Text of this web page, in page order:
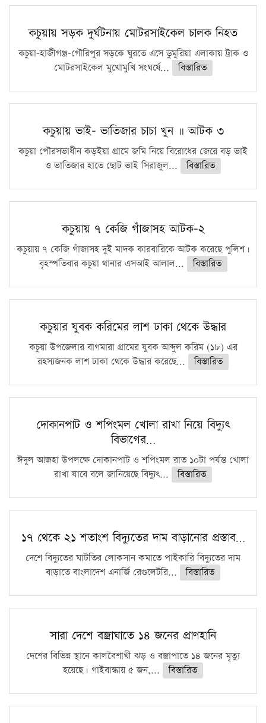
সারা দেশে বজ্রাঘাতে ১৪ জনের প্রাণহানি
কঠোর হচ্ছে এসএসসি ও এইচএসসি পরীক্ষা
ফরিদগঞ্জে আগুনে পুড়লো ৬ ব্যবসা প্রতিষ্ঠান
কচুয়ায় সড়ক দুর্ঘটনায় মোটরসাইকেল চালক নিহত
কচুয়া-হাজীগঞ্জ-গৌরিপুর সড়কে ঘুরতে এসে ডুমুরিয়া এলাকায় ট্রাক ও
মোটরসাইকেল মুখোমুখি সংঘর্ষে...
বিস্তারিত
কচুয়ায় ভাই- ভাতিজার চাচা খুন ॥ আটক ৩
কচুয়া পৌরসভাধীন কড়ইয়া গ্রামে জমি নিয়ে বিরোধের জেরে বড় ভাই
ও ভাতিজার হাতে ছোট ভাই সিরাজুল...
বিস্তারিত
কচুয়ায় ৭ কেজি গাঁজাসহ আটক-২
কচুয়ায় ৭ কেজি গাঁজাসহ দুই মাদক কারবারিকে আটক করেছে পুলিশ।
বৃহস্পতিবার কচুয়া থানার এসআই আলাল...
বিস্তারিত
কচুয়ার যুবক করিমের লাশ ঢাকা থেকে উদ্ধার
কচুয়া উপজেলার বাগমারা গ্রামের যুবক আব্দুল করিম (১৮) এর
রহস্যজনক লাশ ঢাকা থেকে উদ্ধার করেছে...
বিস্তারিত
দোকানপাট ও শপিংমল খোলা রাখা নিয়ে বিদ্যুৎ
বিভাগের…
ঈদুল আজহা উপলক্ষে দোকানপাট ও শপিংমল রাত ১০টা পর্যন্ত খোলা
রাখা যাবে বলে জানিয়েছে বিদ্যুৎ...
বিস্তারিত
১৭ থেকে ২১ শতাংশ বিদ্যুতের দাম বাড়ানোর প্রস্তাব…
দেশে বিদ্যুতের ঘাটতির লোকসান কমাতে পাইকারি বিদ্যুতের দাম
বাড়াতে বাংলাদেশ এনার্জি রেগুলেটরি...
বিস্তারিত
সারা দেশে বজ্রাঘাতে ১৪ জনের প্রাণহানি
দেশের বিভিন্ন স্থানে কালবৈশাখী ঝড় ও বজ্রাপাতে ১৪ জনের মৃত্যু
হয়েছে। গাইবান্ধায় ৫ জন,...
বিস্তারিত